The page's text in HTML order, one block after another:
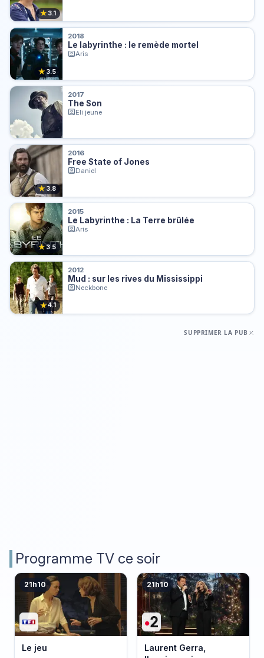
★3.1
★3.5
2018
Le labyrinthe : le remède mortel
Aris
2017
The Son
Eli jeune
★ 3.8
2016
Free State of Jones
Daniel
★3.5
2015
Le Labyrinthe : La Terre brûlée
Aris
★4.1
2012
Mud : sur les rives du Mississippi
Neckbone
SUPPRIMER LA PUB
Programme TV ce soir
21h10
Le jeu
21h10
Laurent Gerra,